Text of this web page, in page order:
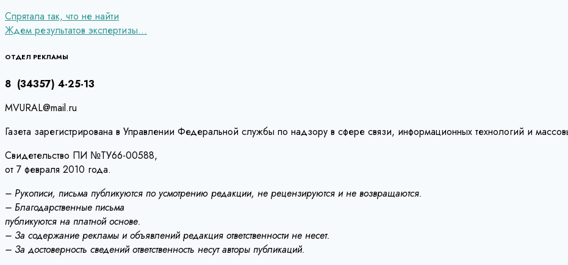
Навигация
по
записям
Спрятала так, что не найти
Ждем результатов экспертизы…
ОТДЕЛ РЕКЛАМЫ
8 (34357) 4-25-13
MVURAL@mail.ru
Газета зарегистрирована в Управлении Федеральной службы по надзору в сфере связи, информационных технологий и
Свидетельство ПИ №ТУ66-00588,
от 7 февраля 2010 года.
– Рукописи, письма публикуются по усмотрению редакции, не рецензируются и не возвращаются.
– Благодарственные письма
публикуются на платной основе.
– За содержание рекламы и объявлений редакция ответственности не несет.
– За достоверность сведений ответственность несут авторы публикаций.